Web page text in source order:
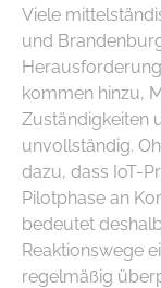
Viele
und
kommen hinzu,
Zuständigkeiten
unvollständig.
dazu, dass IoT-
Pilotphase an
bedeutet
Reaktionswege
regelmäßig